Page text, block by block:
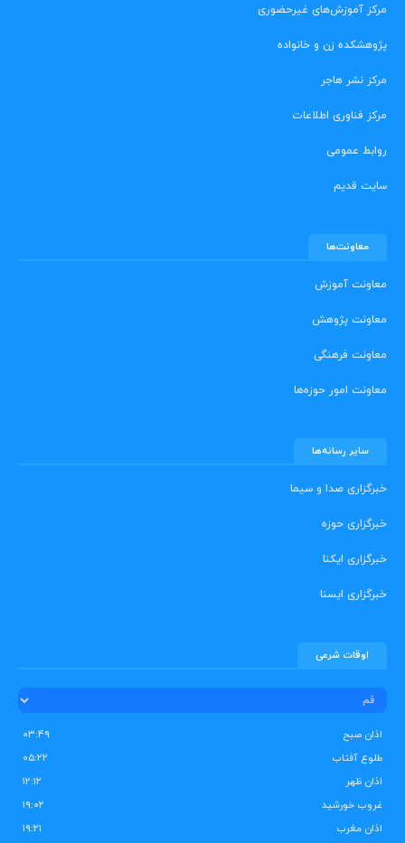
مرکز آموزش‌های غیرحضوری
پژوهشکده زن و خانواده
مرکز نشر هاجر
مرکز فناوری اطلاعات
روابط عمومی
سایت قدیم
معاونت‌ها
معاونت آموزش
معاونت پژوهش
معاونت فرهنگی
معاونت امور حوزه‌ها
سایر رسانه‌ها
خبرگزاری صدا و سیما
خبرگزاری حوزه
خبرگزاری ایکنا
خبرگزاری ایسنا
اوقات شرعی
اذان صبح
۰۳:۴۹
طلوع آفتاب
۰۵:۲۲
اذان ظهر
۱۲:۱۲
غروب خورشید
۱۹:۰۲
اذان مغرب
۱۹:۲۱